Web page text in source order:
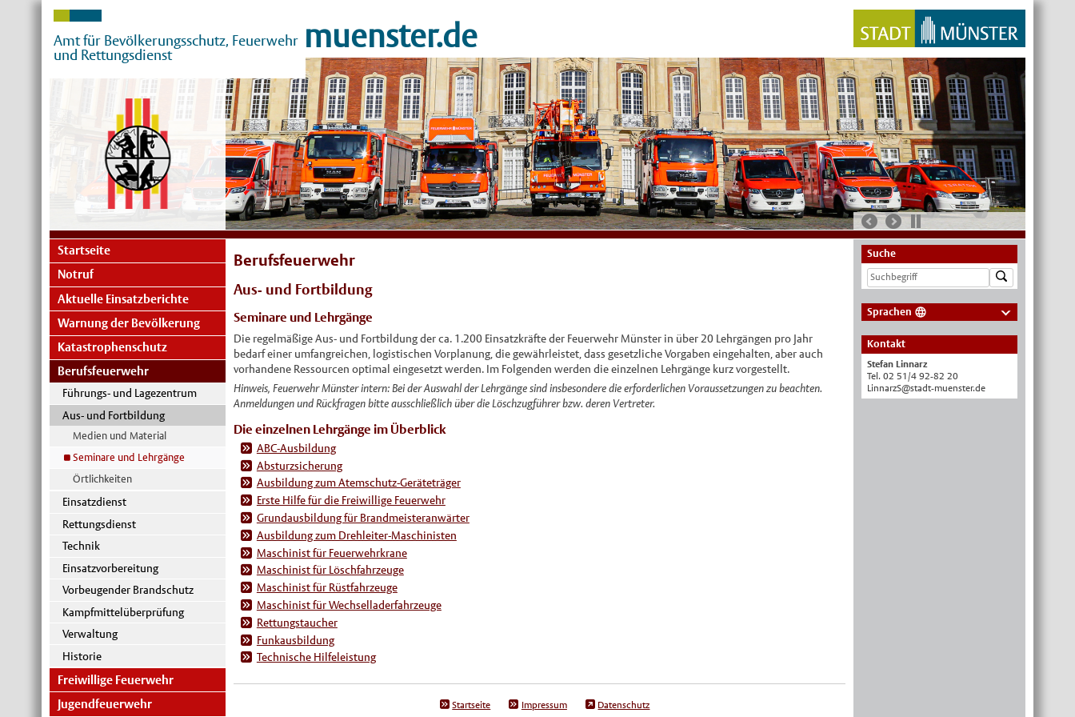
Amt für Bevölkerungsschutz, Feuerwehr
und Rettungsdienst
muenster.de
Startseite
Notruf
Aktuelle Einsatzberichte
Warnung der Bevölkerung
Katastrophenschutz
Berufsfeuerwehr
Führungs- und Lagezentrum
Aus- und Fortbildung
Medien und Material
Seminare und Lehrgänge
Örtlichkeiten
Einsatzdienst
Rettungsdienst
Technik
Einsatzvorbereitung
Vorbeugender Brandschutz
Kampfmittelüberprüfung
Verwaltung
Historie
Freiwillige Feuerwehr
Jugendfeuerwehr
Berufsfeuerwehr
Aus- und Fortbildung
Seminare und Lehrgänge
Die regelmäßige Aus- und Fortbildung der ca. 1.200 Einsatzkräfte der Feuerwehr Münster in über 20 Lehrgängen pro Jahr
bedarf einer umfangreichen, logistischen Vorplanung, die gewährleistet, dass gesetzliche Vorgaben eingehalten, aber auch
vorhandene Ressourcen optimal eingesetzt werden. Im Folgenden werden die einzelnen Lehrgänge kurz vorgestellt.
Hinweis, Feuerwehr Münster intern: Bei der Auswahl der Lehrgänge sind insbesondere die erforderlichen Voraussetzungen zu beachten.
Anmeldungen und Rückfragen bitte ausschließlich über die Löschzugführer bzw. deren Vertreter.
Die einzelnen Lehrgänge im Überblick
ABC-Ausbildung
Absturzsicherung
Ausbildung zum Atemschutz-Geräteträger
Erste Hilfe für die Freiwillige Feuerwehr
Grundausbildung für Brandmeisteranwärter
Ausbildung zum Drehleiter-Maschinisten
Maschinist für Feuerwehrkrane
Maschinist für Löschfahrzeuge
Maschinist für Rüstfahrzeuge
Maschinist für Wechselladerfahrzeuge
Rettungstaucher
Funkausbildung
Technische Hilfeleistung
Startseite Impressum Datenschutz
Suche
Sprachen
Deutsch
Nederlands
English
Українська
Kontakt
Stefan Linnarz
Tel. 02 51/4 92-82 20
LinnarzS@stadt-muenster.de